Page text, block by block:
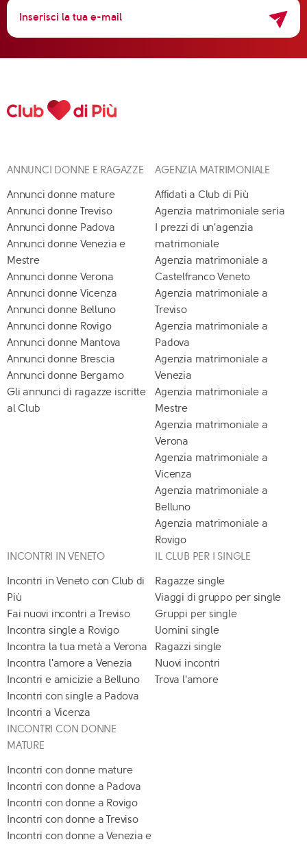
ANNUNCI DONNE E RAGAZZE
Annunci donne mature
Annunci donne Treviso
Annunci donne Padova
Annunci donne Venezia e
Mestre
Annunci donne Verona
Annunci donne Vicenza
Annunci donne Belluno
Annunci donne Rovigo
Annunci donne Mantova
Annunci donne Brescia
Annunci donne Bergamo
Gli annunci di ragazze iscritte
al Club
AGENZIA MATRIMONIALE
Affidati a Club di Più
Agenzia matrimoniale seria
I prezzi di un'agenzia
matrimoniale
Agenzia matrimoniale a
Castelfranco Veneto
Agenzia matrimoniale a
Treviso
Agenzia matrimoniale a
Padova
Agenzia matrimoniale a
Venezia
Agenzia matrimoniale a
Mestre
Agenzia matrimoniale a
Verona
Agenzia matrimoniale a
Vicenza
Agenzia matrimoniale a
Belluno
Agenzia matrimoniale a
Rovigo
INCONTRI IN VENETO
Incontri in Veneto con Club di
Più
Fai nuovi incontri a Treviso
Incontra single a Rovigo
Incontra la tua metà a Verona
Incontra l'amore a Venezia
Incontri e amicizie a Belluno
Incontri con single a Padova
Incontri a Vicenza
IL CLUB PER I SINGLE
Ragazze single
Viaggi di gruppo per single
Gruppi per single
Uomini single
Ragazzi single
Nuovi incontri
Trova l'amore
INCONTRI CON DONNE
MATURE
Incontri con donne mature
Incontri con donne a Padova
Incontri con donne a Rovigo
Incontri con donne a Treviso
Incontri con donne a Venezia e